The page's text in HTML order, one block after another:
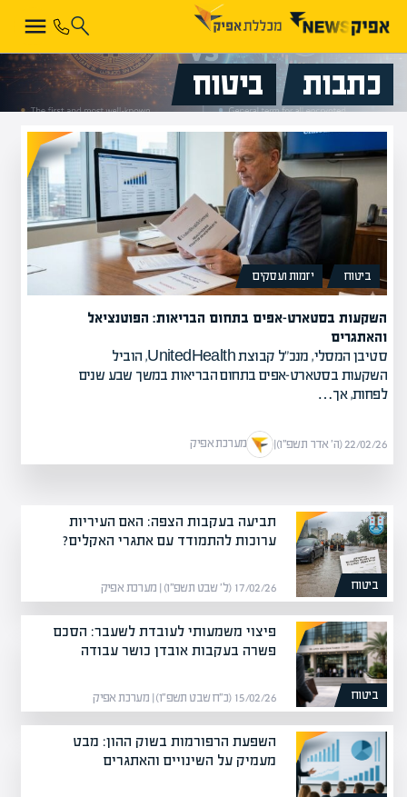
כתבות ביטוח
ביטוח יזמות ועסקים
השקעות בסטארט-אפים בתחום הבריאות: הפוטנציאל
והאתגרים
סטיבן המסלי, מנכ"ל קבוצת UnitedHealth, הוביל
השקעות בסטארט-אפים בתחום הבריאות במשך שבע שנים
לפחות, אך…
22/02/26 (ה׳ אדר תשפ״ו) | מערכת אפיק
ביטוח
תביעה בעקבות הצפה: האם העיריות
ערוכות להתמודד עם אתגרי האקלים?
17/02/26 (ל׳ שבט תשפ״ו) | מערכת אפיק
ביטוח
פיצוי משמעותי לעובדת לשעבר: הסכם
פשרה בעקבות אובדן כושר עבודה
15/02/26 (כ״ח שבט תשפ״ו) | מערכת אפיק
השפעת הרפורמות בשוק ההון: מבט
מעמיק על השינויים והאתגרים